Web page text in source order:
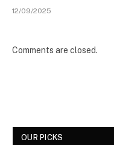
12/09/2025
Comments are closed.
OUR PICKS